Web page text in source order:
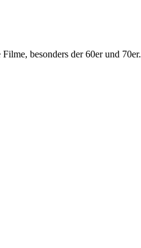
besonders der 60er und 70er.